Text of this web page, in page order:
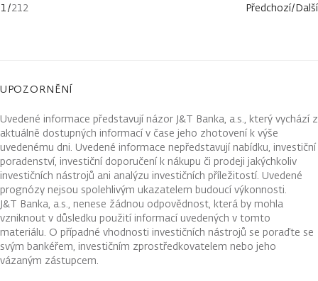
1/212 Předchozí/Další
UPOZORNĚNÍ
Uvedené informace představují názor J&T Banka, a.s., který vychází z
aktuálně dostupných informací v čase jeho zhotovení k výše
uvedenému dni. Uvedené informace nepředstavují nabídku, investiční
poradenství, investiční doporučení k nákupu či prodeji jakýchkoliv
investičních nástrojů ani analýzu investičních příležitostí. Uvedené
prognózy nejsou spolehlivým ukazatelem budoucí výkonnosti.
J&T Banka, a.s., nenese žádnou odpovědnost, která by mohla
vzniknout v důsledku použití informací uvedených v tomto
materiálu. O případné vhodnosti investičních nástrojů se poraďte se
svým bankéřem, investičním zprostředkovatelem nebo jeho
vázaným zástupcem.